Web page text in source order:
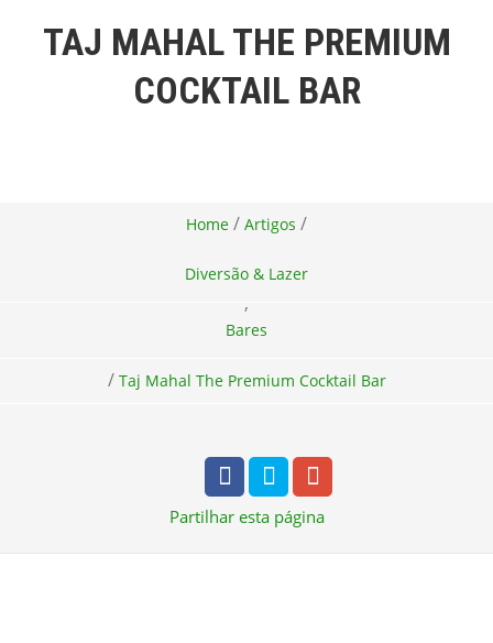
TAJ MAHAL THE PREMIUM
COCKTAIL BAR
Home / Artigos /
Diversão & Lazer
,
Bares
/ Taj Mahal The Premium Cocktail Bar
Partilhar esta página